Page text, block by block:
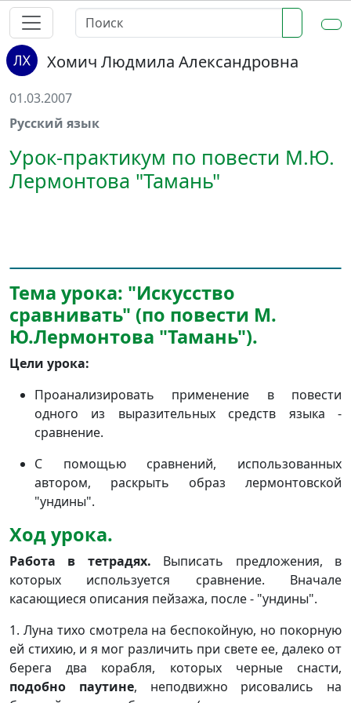
Хомич Людмила Александровна
01.03.2007
Русский язык
Урок-практикум по повести М.Ю.
Лермонтова "Тамань"
Тема урока: "Искусство
сравнивать" (по повести М.
Ю.Лермонтова "Тамань").
Цели урока:
Проанализировать применение в повести
одного из выразительных средств языка -
сравнение.
С помощью сравнений, использованных
автором, раскрыть образ лермонтовской
"ундины".
Ход урока.
Работа в тетрадях. Выписать предложения, в
которых используется сравнение. Вначале
касающиеся описания пейзажа, после - "ундины".
1. Луна тихо смотрела на беспокойную, но покорную
ей стихию, и я мог различить при свете ее, далеко от
берега два корабля, которых черные снасти,
подобно паутине, неподвижно рисовались на